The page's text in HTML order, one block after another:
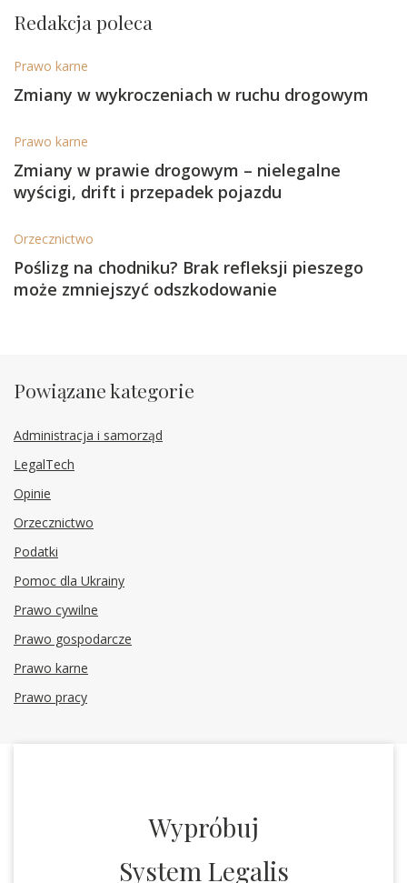
Redakcja poleca
Prawo karne
Zmiany w wykroczeniach w ruchu drogowym
Prawo karne
Zmiany w prawie drogowym – nielegalne
wyścigi, drift i przepadek pojazdu
Orzecznictwo
Poślizg na chodniku? Brak refleksji pieszego
może zmniejszyć odszkodowanie
Powiązane kategorie
Administracja i samorząd
LegalTech
Opinie
Orzecznictwo
Podatki
Pomoc dla Ukrainy
Prawo cywilne
Prawo gospodarcze
Prawo karne
Prawo pracy
Wypróbuj
System Legalis